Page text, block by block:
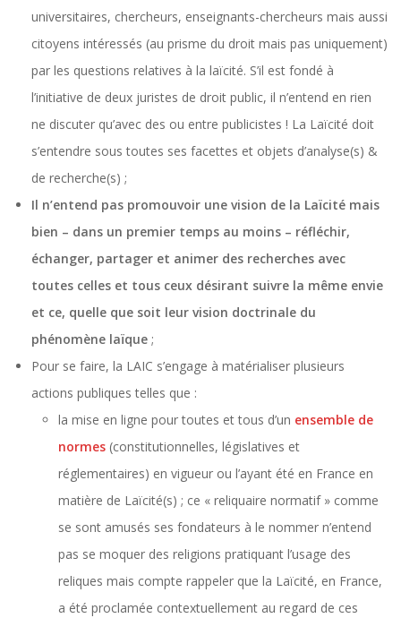
universitaires, chercheurs, enseignants-chercheurs mais aussi
citoyens intéressés (au prisme du droit mais pas uniquement)
par les questions relatives à la laïcité. S’il est fondé à
l’initiative de deux juristes de droit public, il n’entend en rien
ne discuter qu’avec des ou entre publicistes ! La Laïcité doit
s’entendre sous toutes ses facettes et objets d’analyse(s) &
de recherche(s) ;
Il n’entend pas promouvoir une vision de la Laïcité mais
bien – dans un premier temps au moins – réfléchir,
échanger, partager et animer des recherches avec
toutes celles et tous ceux désirant suivre la même envie
et ce, quelle que soit leur vision doctrinale du
phénomène laïque ;
Pour se faire, la LAIC s’engage à matérialiser plusieurs
actions publiques telles que :
la mise en ligne pour toutes et tous d’un ensemble de
normes (constitutionnelles, législatives et
réglementaires) en vigueur ou l’ayant été en France en
matière de Laïcité(s) ; ce « reliquaire normatif » comme
se sont amusés ses fondateurs à le nommer n’entend
pas se moquer des religions pratiquant l’usage des
reliques mais compte rappeler que la Laïcité, en France,
a été proclamée contextuellement au regard de ces